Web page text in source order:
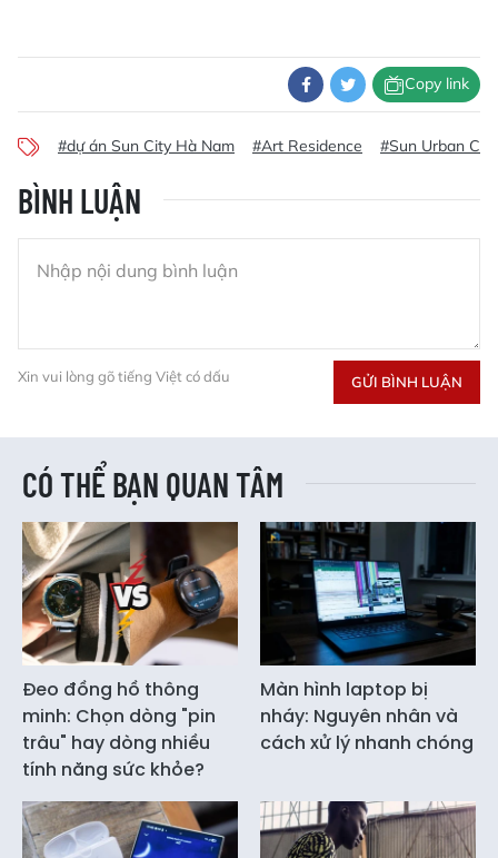
trượt patin, sân bóng rổ, cầu lông, khu sân cỏ đa
năng, bãi đỗ xe và các khu vực xanh như vườn
Bắc Bộ với cây đa, giếng nước, chòi nghỉ và thảm
cỏ sẽ mang đến không gian lý tưởng cho hoạt
động thể thao và thư giãn. Đặc biệt, Công viên lễ
hội với các tiện ích như điêu khắc Thủy Ngưu,
đường dạo bộ, vườn BBQ, sân thể thao ngoài trời,
và nhiều khu vực giải trí khác sẽ đem đến những
trải nghiệm thú vị.
Điểm nhấn tiện ích là công viên lễ hội với trục đại
lộ dài 1,5 km và rộng 150 m, cùng mặt nước rộng
50m, hệ thống khu vườn xanh mát được đầu tư tỉ
Sun Urban City Hà Nam. Đây cũng sẽ là nơi tổ